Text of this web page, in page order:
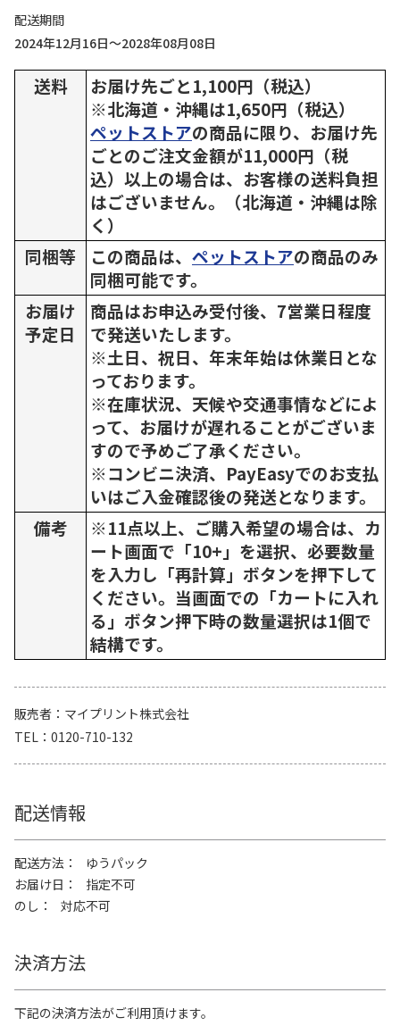
配送期間
2024年12月16日～2028年08月08日
送料
お届け先ごと1,100円（税込）
※北海道・沖縄は1,650円（税込）
ペットストアの商品に限り、お届け先
ごとのご注文金額が11,000円（税
込）以上の場合は、お客様の送料負担
はございません。（北海道・沖縄は除
く）
同梱等
この商品は、 ペットストアの商品のみ
同梱可能です。
お届け
予定日
商品はお申込み受付後、7営業日程度
で発送いたします。
※土日、祝日、年末年始は休業日とな
っております。
※在庫状況、天候や交通事情などによ
って、お届けが遅れることがございま
すので予めご了承ください。
※コンビニ決済、PayEasyでのお支払
いはご入金確認後の発送となります。
備考
※11点以上、ご購入希望の場合は、カ
ート画面で「10+」を選択、必要数量
を入力し「再計算」ボタンを押下して
ください。当画面での「カートに入れ
る」ボタン押下時の数量選択は1個で
結構です。
販売者
マイプリント株式会社
TEL
0120-710-132
配送情報
配送方法
ゆうパック
お届け日
指定不可
のし
対応不可
決済方法
下記の決済方法がご利用頂けます。